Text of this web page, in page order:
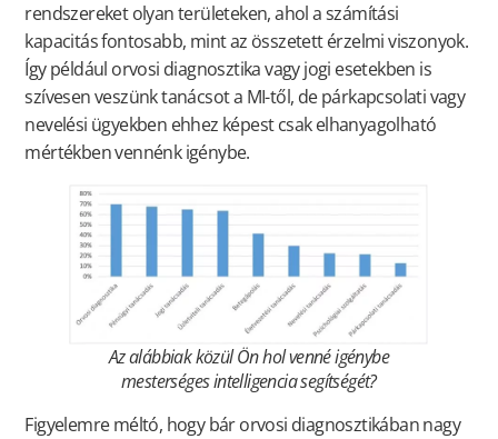
rendszereket olyan területeken, ahol a számítási
kapacitás fontosabb, mint az összetett érzelmi viszonyok.
Így például orvosi diagnosztika vagy jogi esetekben is
szívesen veszünk tanácsot a MI-től, de párkapcsolati vagy
nevelési ügyekben ehhez képest csak elhanyagolható
mértékben vennénk igénybe.
Az alábbiak közül Ön hol venné igénybe
mesterséges intelligencia segítségét?
Figyelemre méltó, hogy bár orvosi diagnosztikában nagy